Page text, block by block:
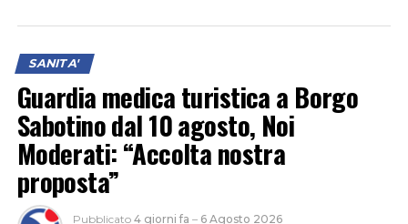
SANITA'
Guardia medica turistica a Borgo
Sabotino dal 10 agosto, Noi
Moderati: “Accolta nostra
proposta”
Pubblicato 4 giorni fa – 6 Agosto 2026